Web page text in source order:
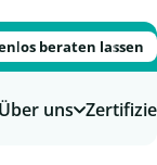
|Recyclable|
beraten lassen
uns